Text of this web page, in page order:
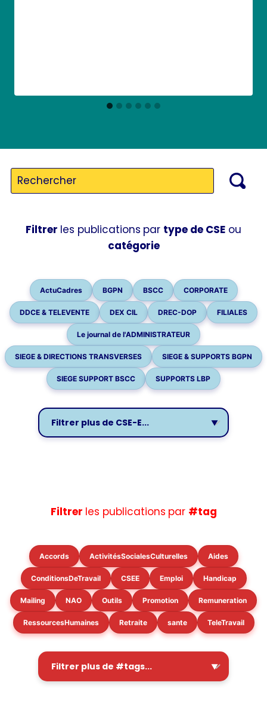
Filtrer les publications par type de CSE ou
catégorie
ActuCadres BGPN BSCC CORPORATE
DDCE & TELEVENTE DEX CIL DREC-DOP FILIALES
Le journal de l'ADMINISTRATEUR
SIEGE & DIRECTIONS TRANSVERSES SIEGE & SUPPORTS BGPN
SIEGE SUPPORT BSCC SUPPORTS LBP
Filtrer les publications par #tag
Accords ActivitésSocialesCulturelles Aides
ConditionsDeTravail CSEE Emploi Handicap
Mailing NAO Outils Promotion Remuneration
RessourcesHumaines Retraite sante TeleTravail